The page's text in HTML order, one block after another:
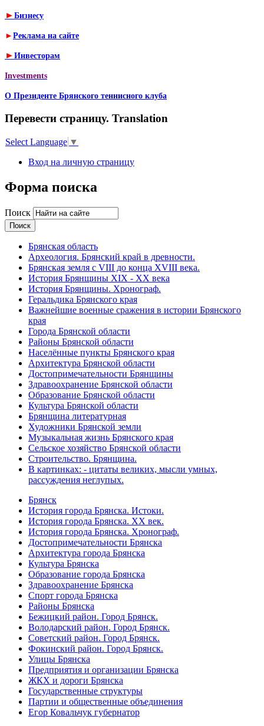
► Бизнесу
► Реклама на сайте
► Инвесторам
Investments
О Президенте Брянского теннисного клуба
Перевести страницу. Translation
Select Language ▼
Вход на личную страницу
Форма поиска
Поиск
Брянская область
Археология. Брянский край в древности.
Брянская земля с VIII до конца XVIII века.
История Брянщины XIX - XX века
История Брянщины. Хронограф.
Геральдика Брянского края
Важнейшие военные сражения в истории Брянского
края
Города Брянской области
Районы Брянской области
Населённые пункты Брянского края
Архитектура Брянской области
Достопримечательности Брянщины
Здравоохранение Брянской области
Образование Брянской области
Культура Брянской области
Брянщина литературная
Художники Брянской земли
Музыкальная жизнь Брянского края
Сельское хозяйство Брянской области
Строительство. Брянщина.
В картинках: - цитаты великих, мысли умных,
рассуждения неглупых.
Брянск
История города Брянска. Истоки.
История города Брянска. XX век.
История города Брянска. Хронограф.
Достопримечательности Брянска
Архитектура города Брянска
Культура Брянска
Образование города Брянска
Здравоохранение Брянска
Спорт города Брянска
Районы Брянска
Бежицкий район. Город Брянск.
Володарский район. Город Брянск.
Советский район. Город Брянск.
Фокинский район. Город Брянск.
Улицы Брянска
Предприятия и организации Брянска
ЖКХ и дороги Брянска
Государственные структуры
Партии и общественные объединения
Егор Ковальчук губернатор